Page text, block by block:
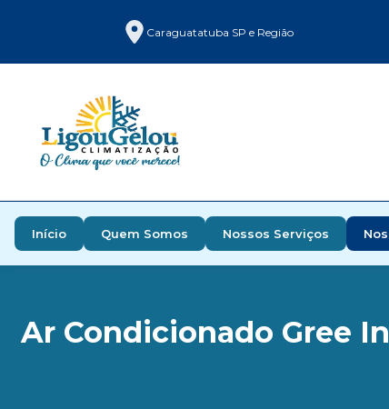
Caraguatatuba SP e Região
Início Quem Somos Nossos Serviços
Ar Condicionado Gree